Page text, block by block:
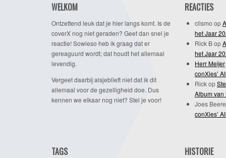
WELKOM
Ontzettend leuk dat je hier langs komt. Is de
coverX nog niet geraden? Geef dan snel je
reactie! Sowieso heb ik graag dat er
gereaguurd wordt; dat houdt het allemaal
levendig.
Vergeet daarbij alsjeblieft niet dat ik dit
allemaal voor de gezelligheid doe. Dus
kennen we elkaar nog niet? Stel je voor!
REACTIES
clismo op
het Jaar
Rick Bop
het Jaar
Herr Meijer
conXies’
Rickop
Album van
Joes
conXies’
TAGS HISTORIE